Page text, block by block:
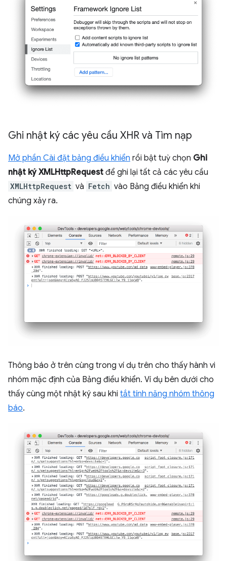
Ghi nhật ký các yêu cầu XHR và Tìm nạp
Mở phần Cài đặt bảng điều khiển rồi bật tuỳ chọn Ghi
nhật ký XMLHttpRequest để ghi lại tất cả các yêu cầu
XMLHttpRequest và Fetch vào Bảng điều khiển khi
chúng xảy ra.
Thông báo ở trên cùng trong ví dụ trên cho thấy hành vi
nhóm mặc định của Bảng điều khiển. Ví dụ bên dưới cho
thấy cùng một nhật ký sau khi tắt tính năng nhóm thông
báo.